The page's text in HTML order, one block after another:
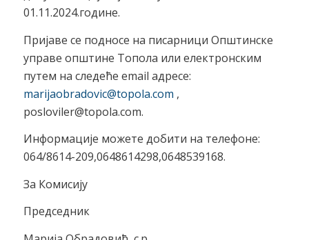
01.11.2024.године.
Пријаве се подносе на писарници Општинске
управе општине Топола или електронским
путем на следеће email адресе:
marijaobradovic@topola.com ,
posloviler@topola.com.
Информације можете добити на телефоне:
064/8614-209,0648614298,0648539168.
За Комисију
Председник